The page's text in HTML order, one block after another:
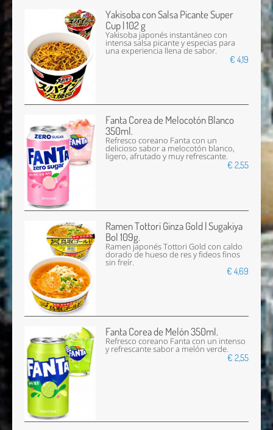
Yakisoba con Salsa Picante Super
Cup | 102 g
Yakisoba japonés instantáneo con
intensa salsa picante y especias para
una experiencia llena de sabor.
€ 4,19
Fanta Corea de Melocotón Blanco
350ml.
Refresco coreano Fanta con un
delicioso sabor a melocotón blanco,
ligero, afrutado y muy refrescante.
€ 2,55
Ramen Tottori Ginza Gold | Sugakiya
Bol 109g.
Ramen japonés Tottori Gold con caldo
dorado de hueso de res y fideos finos
sin freír.
€ 4,69
Fanta Corea de Melón 350ml.
Refresco coreano Fanta con un intenso
y refrescante sabor a melón verde.
€ 2,55